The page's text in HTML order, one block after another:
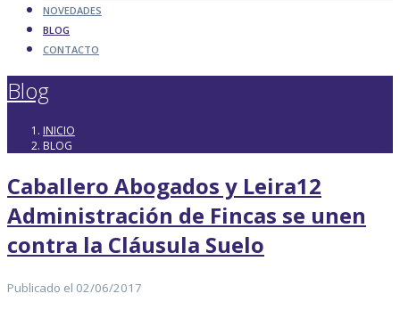
NOVEDADES
BLOG
CONTACTO
Blog
INICIO
BLOG
Caballero Abogados y Leira12
Administración de Fincas se unen
contra la Cláusula Suelo
Publicado el 02/06/2017